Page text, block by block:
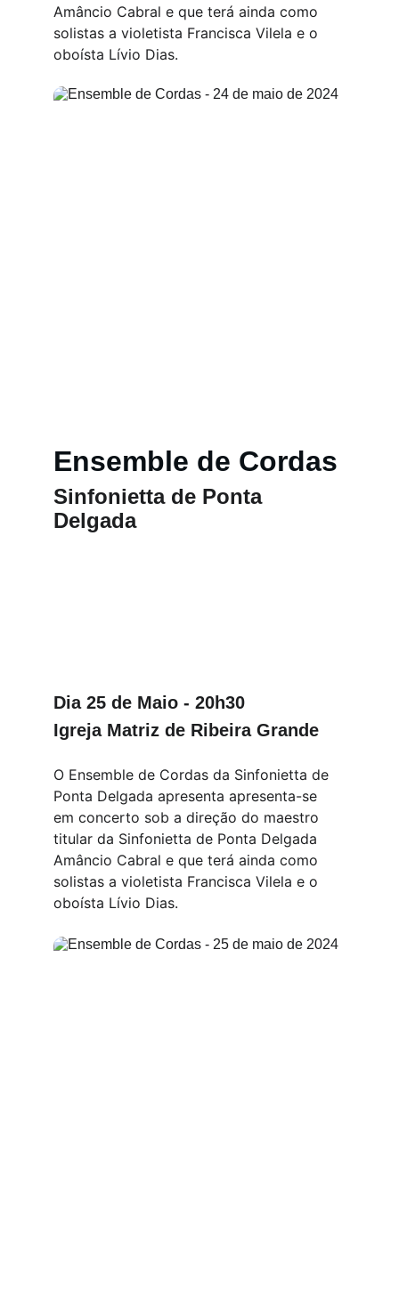
Amâncio Cabral e que terá ainda como
solistas a violetista Francisca Vilela e o
oboísta Lívio Dias.
Dia 25 de Maio - 20h30
Igreja Matriz de Ribeira Grande
O Ensemble de Cordas da Sinfonietta de
Ponta Delgada apresenta apresenta-se
em concerto sob a direção do maestro
titular da Sinfonietta de Ponta Delgada
Amâncio Cabral e que terá ainda como
solistas a violetista Francisca Vilela e o
oboísta Lívio Dias.
Ensemble de Cordas
Sinfonietta de Ponta
Delgada